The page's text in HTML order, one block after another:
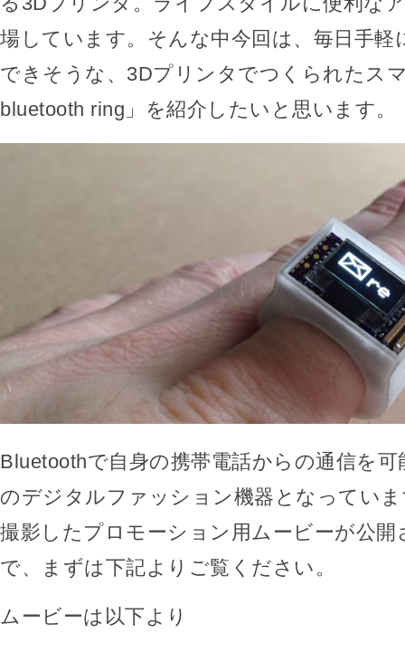
場しています。そんな中今回は、毎日手軽
できそうな、3Dプリンタでつくられたス
bluetooth ring」を紹介したいと思います。
Bluetoothで自身の携帯電話からの通信を
のデジタルファッション機器となってい
撮影したプロモーション用ムービーが公
で、まずは下記よりご覧ください。
ムービーは以下より